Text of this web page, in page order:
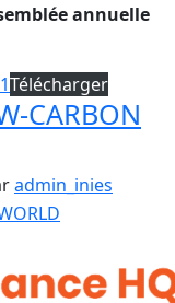
annuelle
Télécharger
CARBON
admin_inies